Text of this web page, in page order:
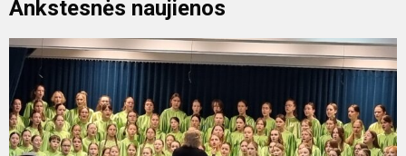
Ankstesnės naujienos